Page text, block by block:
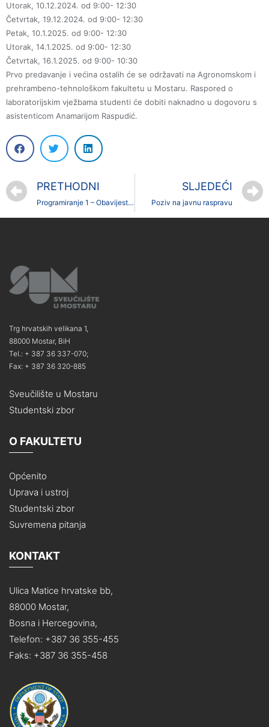
Utorak, 10.12.2024. od 9:00- 12:30
Četvrtak, 19.12.2024. od 9:00- 12:30
Petak, 10.1.2025. od 9:00- 12:30
Utorak, 14.1.2025. od 9:00- 12:30
Četvrtak, 16.1.2025. od 9:00- 10:30
Prvo predavanje i većina ostalih će se održavati na Agronomskom i
prehrambeno-tehnološkom fakultetu u Mostaru. Raspored o
laboratorijskim vježbama studenti će dobiti naknadno u dogovoru s
asistenticom Anamarijom Raspudić.
PRETHODNI
Programiranje 1 – Obavijest o vježbama/predavanju
SLJEDEĆI
Poziv na javnu raspravu
Trg hrvatskih velikana 1,
88000 Mostar, BiH
Tel.: + 387 36 337-070;
Fax: + 387 36 320-885
Sveučilište u Mostaru
Studentski zbor
O FAKULTETU
Općenito
Uprava i ustroj
Studentski zbor
Suvremena pitanja
KONTAKT
Ulica Matice hrvatske bb,
88000 Mostar,
Bosna i Hercegovina,
Telefon: +387 36 355-455
Faks: +387 36 355-458